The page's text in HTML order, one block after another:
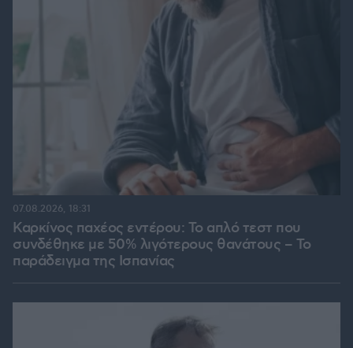
Καρκίνος παχέος εντέρου: Το απλό τεστ που
συνδέθηκε με 50% λιγότερους θανάτους – Το
παράδειγμα της Ισπανίας
07.08.2026, 18:31